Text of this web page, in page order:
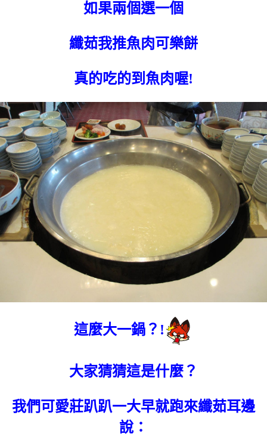
如果兩個選一個
纖茹我推魚肉可樂餅
真的吃的到魚肉喔!
這麼大一鍋？!
大家猜猜這是什麼？
我們可愛莊趴趴一大早就跑來纖茹耳邊
說：